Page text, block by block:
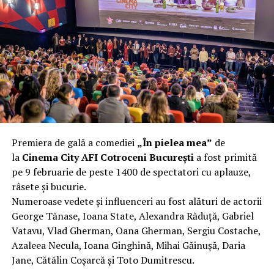
NU RATATI
PC Garage te echipează gratuit cu un SSD Lexar
40 km/h. Nu s-a prăbușit, dar s-a deformat atât de tare
încât nu a mai putut fi pliat. Proprietarul l-a aruncat la
fier vechi a doua zi. Asta ca să fie clar de la început: nu
vorbim despre preferințe estetice, ci despre
funcționalitate reală.
Aluminiul, pe scurt: ușor,
rezistent la coroziune, dar cu
nuanțe
Aluminiul e materialul care apare primul în conversație
când cineva caută un pavilion ușor. Și pe bună dreptate.
Densitatea aluminiului e de aproximativ 2,7 g/cm³, față
de circa 7,8 g/cm³ pentru oțel. Practic, la un volum
identic, aluminiul cântărește cam o treime din greutatea
oțelului. Pentru oricine transportă, montează și
demontează frecvent o structură, diferența asta se
Premiera de gală a comediei „În pielea mea” de
la Cinema City AFI Cotroceni Bucureștia fost primită
pe 9 februarie de peste 1400 de spectatori cu aplauze,
râsete și bucurie.
Numeroase vedete și influenceri au fost alături de actorii
George Tănase, Ioana State, Alexandra Răduță, Gabriel
Vatavu, Vlad Gherman, Oana Gherman, Sergiu Costache,
Azaleea Necula, Ioana Ginghină, Mihai Găinușă, Daria
Jane, Cătălin Coșarcă și Toto Dumitrescu.